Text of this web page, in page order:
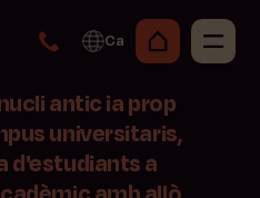
Ca
antic ia prop
universitaris,
d'estudiants a